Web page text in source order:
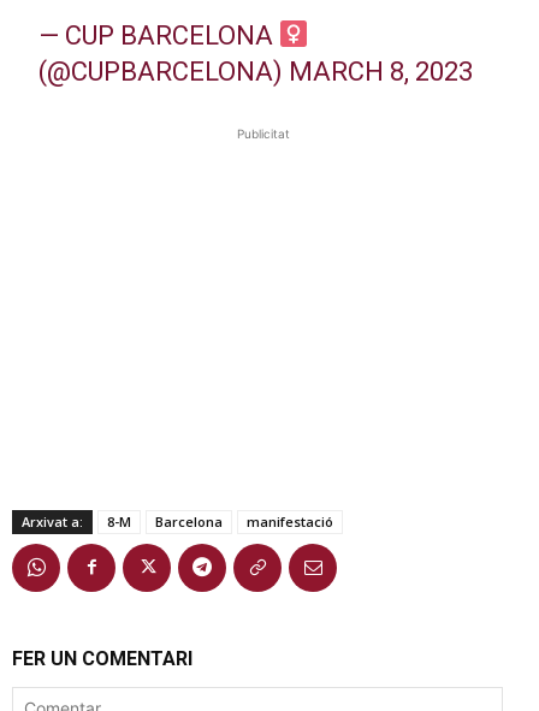
— CUP BARCELONA
(@CUPBARCELONA) MARCH 8, 2023
Publicitat
Arxivat a: 8-M Barcelona manifestació
FER UN COMENTARI